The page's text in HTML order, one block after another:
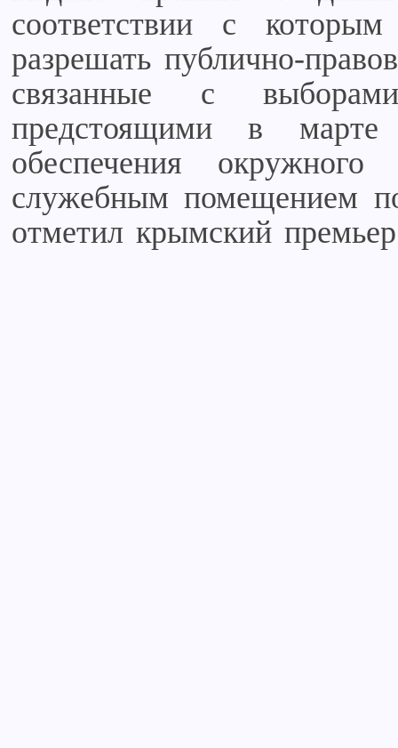
соответствии с
разрешать публично-
связанные с
предстоящими в
обеспечения
служебным помещением
отметил крымский